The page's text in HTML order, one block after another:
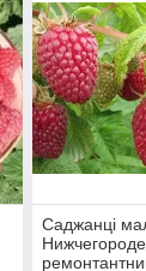
Саджанці